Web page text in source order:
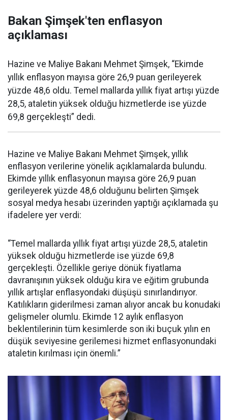
Bakan Şimşek'ten enflasyon
açıklaması
Hazine ve Maliye Bakanı Mehmet Şimşek, “Ekimde
yıllık enflasyon mayısa göre 26,9 puan gerileyerek
yüzde 48,6 oldu. Temel mallarda yıllık fiyat artışı yüzde
28,5, ataletin yüksek olduğu hizmetlerde ise yüzde
69,8 gerçekleşti” dedi.
Hazine ve Maliye Bakanı Mehmet Şimşek, yıllık
enflasyon verilerine yönelik açıklamalarda bulundu.
Ekimde yıllık enflasyonun mayısa göre 26,9 puan
gerileyerek yüzde 48,6 olduğunu belirten Şimşek
sosyal medya hesabı üzerinden yaptığı açıklamada şu
ifadelere yer verdi:
“Temel mallarda yıllık fiyat artışı yüzde 28,5, ataletin
yüksek olduğu hizmetlerde ise yüzde 69,8
gerçekleşti. Özellikle geriye dönük fiyatlama
davranışının yüksek olduğu kira ve eğitim grubunda
yıllık artışlar enflasyondaki düşüşü sınırlandırıyor.
Katılıkların giderilmesi zaman alıyor ancak bu konudaki
gelişmeler olumlu. Ekimde 12 aylık enflasyon
beklentilerinin tüm kesimlerde son iki buçuk yılın en
düşük seviyesine gerilemesi hizmet enflasyonundaki
ataletin kırılması için önemli.”